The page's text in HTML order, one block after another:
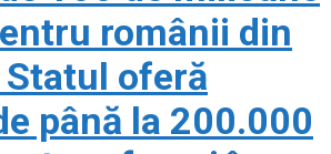
românii din
oferă
până la 200.000